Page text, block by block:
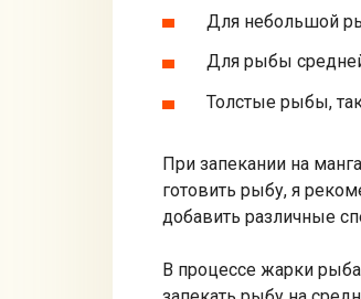
Для небольшой
Для рыбы
Толстые рыбы,
При запекании на
готовить рыбу, я
добавить различные
В процессе жарки